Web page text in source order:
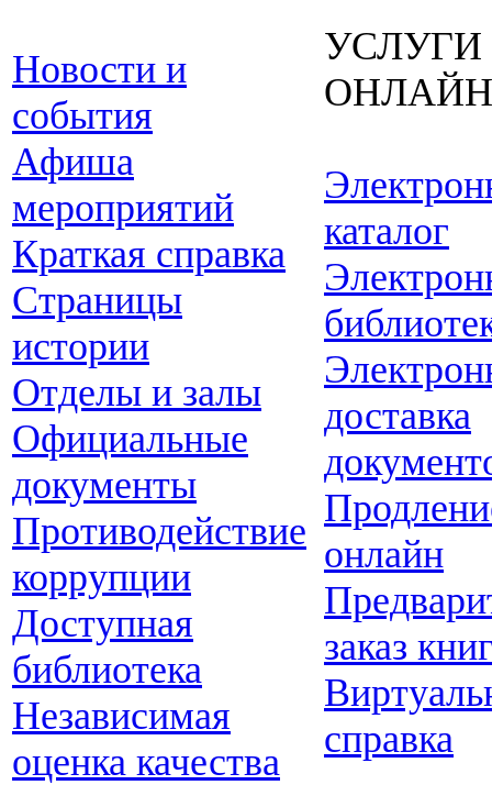
Новости и
события
Афиша
мероприятий
Краткая справка
Страницы
истории
Отделы и залы
Официальные
документы
Противодействие
коррупции
Доступная
библиотека
Независимая
оценка качества
УСЛУГИ
ОНЛАЙН
каталог
доставка
онлайн
заказ
справка